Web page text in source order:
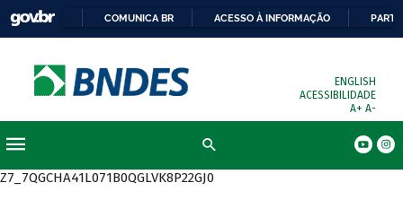
COMUNICA BR ACESSO À INFORMAÇÃO
ENGLISH
ACESSIBILIDADE
A+ A-
Z7_7QGCHA41L071B0QGLVK8P22GJ0